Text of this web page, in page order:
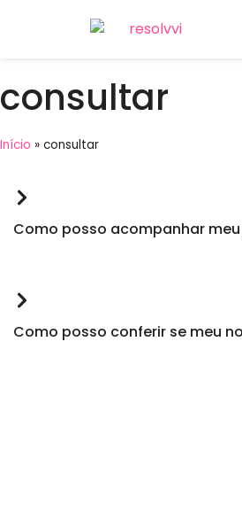
consultar
Início » consultar
Como posso acompanhar
Como posso conferir se meu